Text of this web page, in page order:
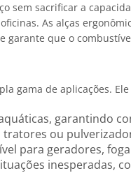
sem sacrificar a
As alças
que o
gama de aplicações.
garantindo
ou
para geradores,
inesperadas,